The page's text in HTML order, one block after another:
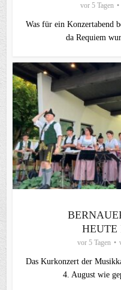
vor 5 Tagen
Was für ein Konzertabend
da Requiem
HEUTE
vor 5 Tagen
Das Kurkonzert der
4. August wie